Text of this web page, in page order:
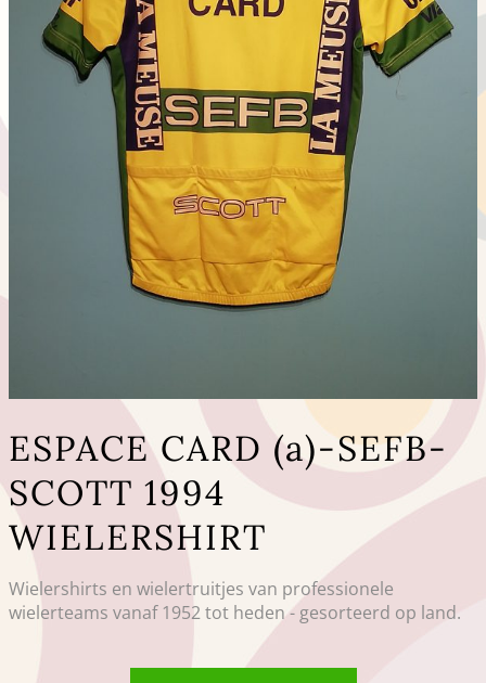
ESPACE CARD (a)-SEFB-
SCOTT 1994
WIELERSHIRT
Wielershirts en wielertruitjes van professionele
wielerteams vanaf 1952 tot heden - gesorteerd op land.